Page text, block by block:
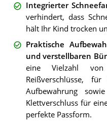
Integrierter
verhindert, dass
hält Ihr Kind trocken
Praktische
und verstellbaren
eine Vielzahl
Reißverschlüsse,
Aufbewahrung
Klettverschluss für
perfekte Passform.